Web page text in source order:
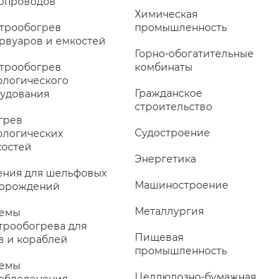
и емкостей
для шельфовых
для
и кораблей
Химическая
промышленность
Горно-обогатительные
комбинаты
Гражданское
строительство
Судостроение
Энергетика
Машиностроение
Металлургия
Пищевая
промышленность